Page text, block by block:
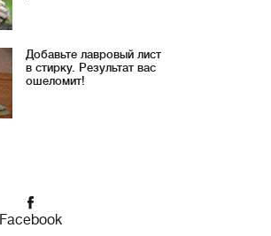
Добавьте лавровый лист
в стирку. Результат вас
ошеломит!
Facebook